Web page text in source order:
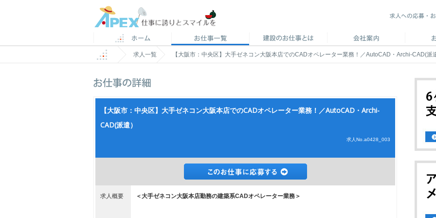
求人一覧 【大阪市：中央区】大手ゼネコン大阪本店でのCADオペレーター業務！／AutoCAD・Archi-CAD(派
【大阪市：中央区】大手ゼネコン大阪本店でのCADオペレーター業務！／AutoCAD・Archi-
CAD(派遣）
求人No.a0428_003
求人概要 ＜大手ゼネコン大阪本店勤務の建築系CADオペレーター業務＞